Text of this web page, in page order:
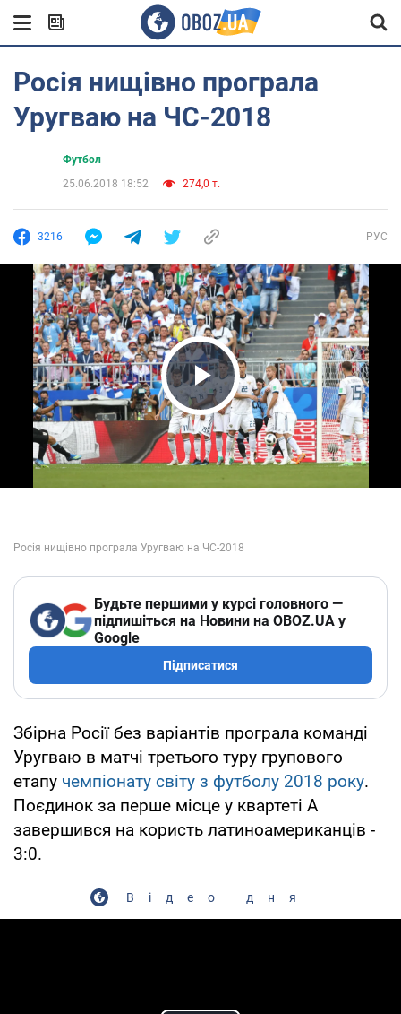
Росія нищівно програла
Уругваю на ЧС-2018
Футбол
25.06.2018 18:52
274,0 т.
3216 РУС
Play Video
Будьте першими у курсі головного —
підпишіться на Новини на OBOZ.UA у
Google
Підписатися
Збірна Росії без варіантів програла команді
Уругваю в матчі третього туру групового
етапу чемпіонату світу з футболу 2018 року.
Поєдинок за перше місце у квартеті А
завершився на користь латиноамериканців -
3:0.
Відео дня